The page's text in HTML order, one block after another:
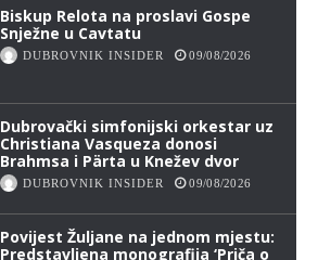
Biskup Relota na proslavi Gospe
Snježne u Cavtatu
DUBROVNIK INSIDER 09/08/2026
Dubrovački simfonijski orkestar uz
Christiana Vasqueza donosi
Brahmsa i Pärta u Knežev dvor
DUBROVNIK INSIDER 09/08/2026
Povijest Žuljane na jednom mjestu:
Predstavljena monografija ‘Priča o